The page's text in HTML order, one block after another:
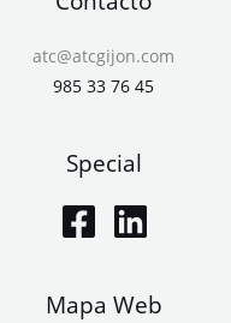
atc@atcgijon.com
985 33 76 45
Special
Mapa Web